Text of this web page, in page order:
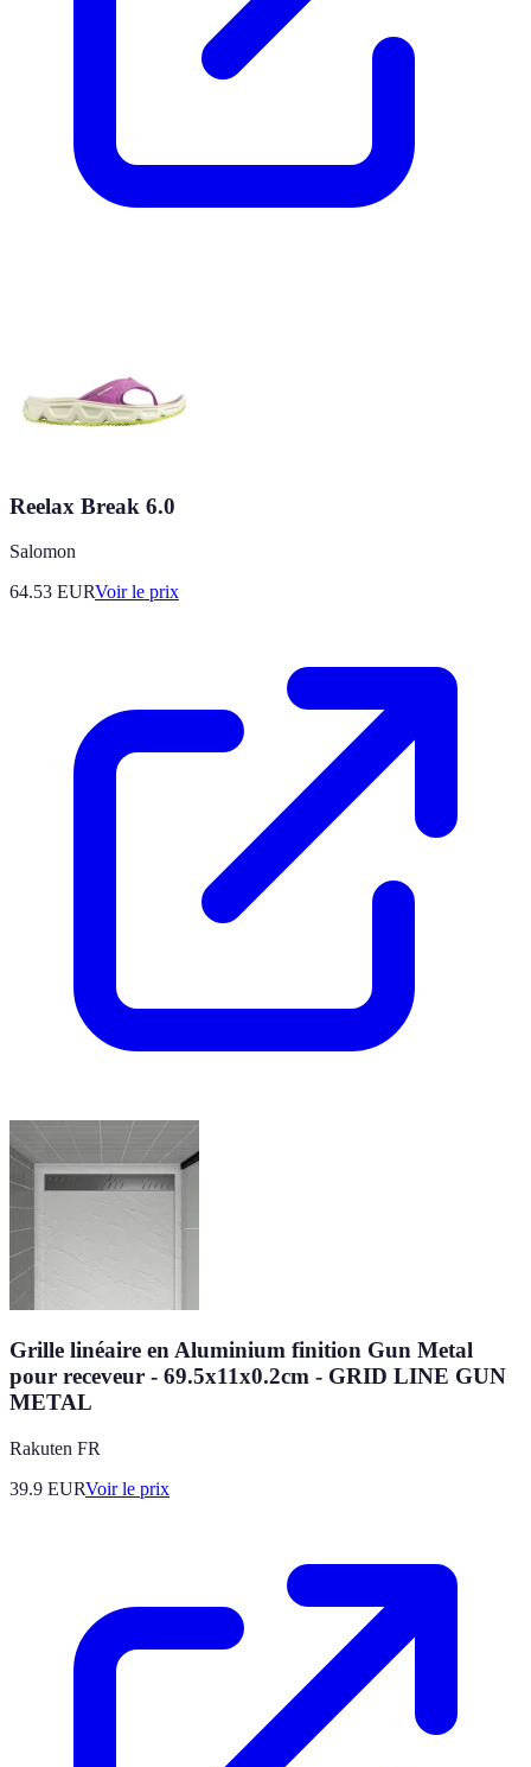
Reelax Break 6.0
Salomon
64.53 EURVoir le prix
Grille linéaire en Aluminium finition Gun Metal
pour receveur - 69.5x11x0.2cm - GRID LINE GUN
METAL
Rakuten FR
39.9 EURVoir le prix